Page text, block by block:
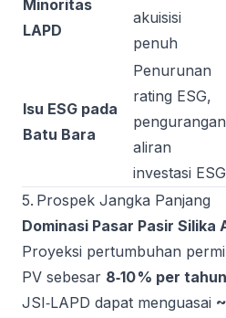
Minoritas
LAPD
akuisisi
penuh
Isu ESG pada
Batu Bara
Penurunan
rating ESG,
pengurangan
aliran
investasi ESG
5. Prospek Jangka Panjang
Dominasi Pasar Pasir Silika
Proyeksi pertumbuhan
PV sebesar 8‑10 % per tahun
JSI‑LAPD dapat menguasai